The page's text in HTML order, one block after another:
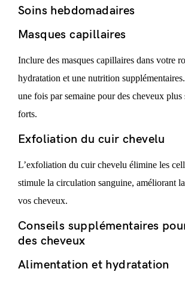
Soins hebdomadaires
Masques capillaires
Inclure des masques capillaires dans votre
hydratation et une nutrition
une fois par semaine pour des cheveux plus
forts.
Exfoliation du cuir chevelu
L’exfoliation du cuir chevelu élimine les
stimule la circulation sanguine, améliorant
vos cheveux.
Conseils supplémentaires
des cheveux
Alimentation et hydratation